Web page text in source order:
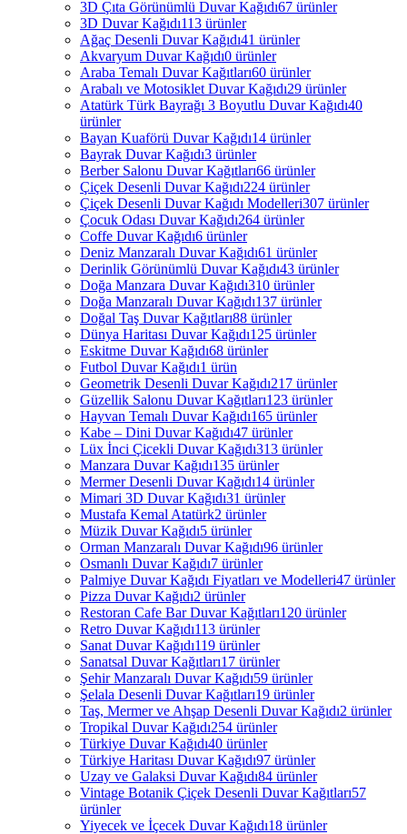
3D Çıta Görünümlü Duvar Kağıdı67 ürünler
3D Duvar Kağıdı113 ürünler
Ağaç Desenli Duvar Kağıdı41 ürünler
Akvaryum Duvar Kağıdı0 ürünler
Araba Temalı Duvar Kağıtları60 ürünler
Arabalı ve Motosiklet Duvar Kağıdı29 ürünler
Atatürk Türk Bayrağı 3 Boyutlu Duvar Kağıdı40
ürünler
Bayan Kuaförü Duvar Kağıdı14 ürünler
Bayrak Duvar Kağıdı3 ürünler
Berber Salonu Duvar Kağıtları66 ürünler
Çiçek Desenli Duvar Kağıdı224 ürünler
Çiçek Desenli Duvar Kağıdı Modelleri307 ürünler
Çocuk Odası Duvar Kağıdı264 ürünler
Coffe Duvar Kağıdı6 ürünler
Deniz Manzaralı Duvar Kağıdı61 ürünler
Derinlik Görünümlü Duvar Kağıdı43 ürünler
Doğa Manzara Duvar Kağıdı310 ürünler
Doğa Manzaralı Duvar Kağıdı137 ürünler
Doğal Taş Duvar Kağıtları88 ürünler
Dünya Haritası Duvar Kağıdı125 ürünler
Eskitme Duvar Kağıdı68 ürünler
Futbol Duvar Kağıdı1 ürün
Geometrik Desenli Duvar Kağıdı217 ürünler
Güzellik Salonu Duvar Kağıtları123 ürünler
Hayvan Temalı Duvar Kağıdı165 ürünler
Kabe – Dini Duvar Kağıdı47 ürünler
Lüx İnci Çicekli Duvar Kağıdı313 ürünler
Manzara Duvar Kağıdı135 ürünler
Mermer Desenli Duvar Kağıdı14 ürünler
Mimari 3D Duvar Kağıdı31 ürünler
Mustafa Kemal Atatürk2 ürünler
Müzik Duvar Kağıdı5 ürünler
Orman Manzaralı Duvar Kağıdı96 ürünler
Osmanlı Duvar Kağıdı7 ürünler
Palmiye Duvar Kağıdı Fiyatları ve Modelleri47 ürünler
Pizza Duvar Kağıdı2 ürünler
Restoran Cafe Bar Duvar Kağıtları120 ürünler
Retro Duvar Kağıdı113 ürünler
Sanat Duvar Kağıdı119 ürünler
Sanatsal Duvar Kağıtları17 ürünler
Şehir Manzaralı Duvar Kağıdı59 ürünler
Şelala Desenli Duvar Kağıtları19 ürünler
Taş, Mermer ve Ahşap Desenli Duvar Kağıdı2 ürünler
Tropikal Duvar Kağıdı254 ürünler
Türkiye Duvar Kağıdı40 ürünler
Türkiye Haritası Duvar Kağıdı97 ürünler
Uzay ve Galaksi Duvar Kağıdı84 ürünler
Vintage Botanik Çiçek Desenli Duvar Kağıtları57
ürünler
Yiyecek ve İçecek Duvar Kağıdı18 ürünler